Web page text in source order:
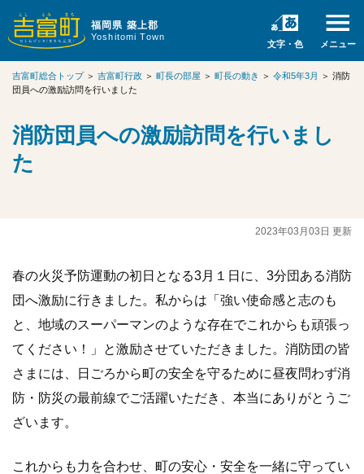
福岡県 築上郡
Yoshitomi Town
文字・色 メニュー
吉富町総合トップ＞ 吉富町行政 ＞ 町長の部屋 ＞ 町長の動き ＞ 令和5年3月 ＞ 消防
団員への激励訪問を行いました
消防団員への激励訪問を行いまし
た
2023年03月03日 更新
春の火災予防運動の初日となる3月１日に、3分団ある消防
団へ激励に行きました。私からは「強い使命感と志のも
と、地域のスーパーマンのような存在でこれからも頑張っ
てください！」と激励させていただきました。消防団の皆
さまには、日ごろから町の安全を守るために昼夜問わず消
防・防災の最前線でご活躍いただき、本当にありがとうご
ざいます。
これからも力を合わせ、町の安心・安全を一緒に守ってい